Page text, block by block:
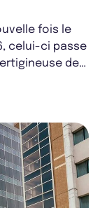
fois le
celui-ci passe
de